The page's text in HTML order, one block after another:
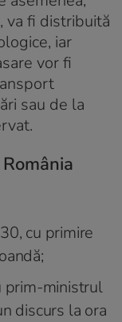
va fi distribuită
iar
vor fi
sau de la
cu primire
prim-ministrul
discurs la ora